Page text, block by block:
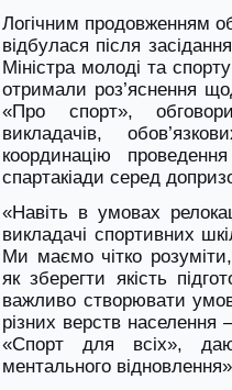
Логічним продовженням
відбулася після
Міністра молоді та
отримали роз’яснення
«Про спорт»,
викладачів,
координацію проведення
спартакіади серед
«Навіть в умовах
викладачі спортивних
Ми маємо чітко
як зберегти якість
важливо створювати
різних верств
«Спорт для всіх»,
ментального